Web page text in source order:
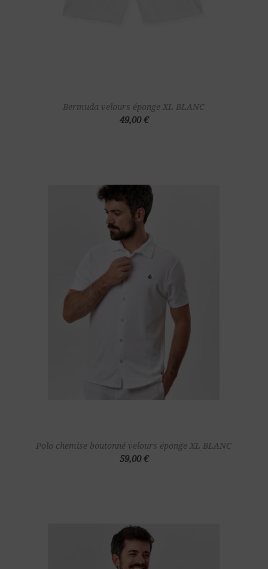
Bermuda velours éponge XL BLANC
49,00 €
Polo chemise boutonné velours éponge XL BLANC
59,00 €